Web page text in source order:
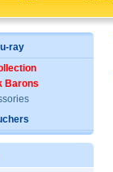
ray
Barons